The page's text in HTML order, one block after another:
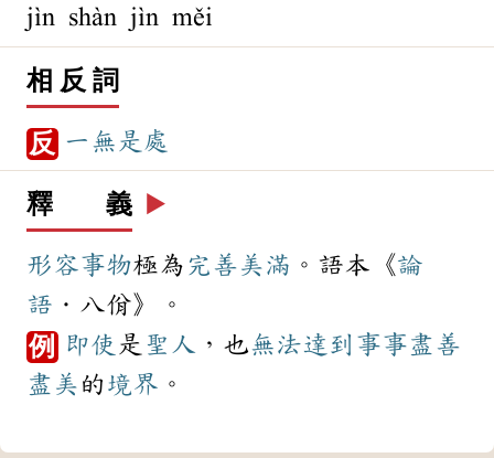
jìn shàn jìn měi
相 反 詞
反 一無是處
釋 義 ▶️
形容事物極為 完善美滿 。語本《論
語 ．八佾》。
例 即使 是 聖人 ，也無法達到 事事盡善
盡美 的 境界 。